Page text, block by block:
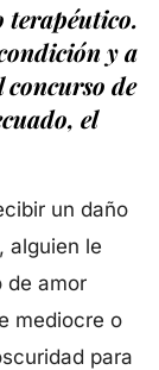
terapéutico.
y a
de
el
un daño
alguien le
de amor
mediocre o
para